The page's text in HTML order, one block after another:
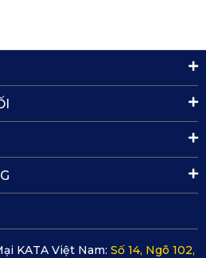
KATA Việt Nam: Số 14, Ngõ 102,